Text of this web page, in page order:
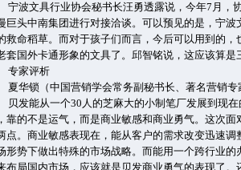
宁波文具行业协会秘书长汪勇透露说，今年7月，
巨头中南集团进行对接洽谈。可以预见的是，宁
救命稻草。而对于孩子们而言，今后可以用到的
套国外卡通形象的文具了。邱智铭说，这应该算是
专家评析
夏华锁（中国营销学会常务副秘书长、著名营销专
贝发能从一个30人的芝麻大的小制笔厂发展到现
靠的不是运气，而是商业敏感和商业勇气。这次
点。商业敏感表现在，能从客户的需求改变迅速
形势下做出特殊的市场战略。而能用一个跨行业
布局国内市场，应该就是贝发商业勇气的表现了